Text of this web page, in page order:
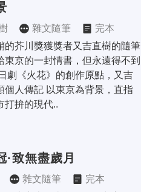
雜文隨筆
完本
的芥川獎獲獎者又吉直樹的隨筆
京的一封情書，但永遠得不到
劇《火花》的創作原點，又吉
個人傳記 以東京為背景，直指
打拚的現代..
·致無盡歲月
雜文隨筆
完本